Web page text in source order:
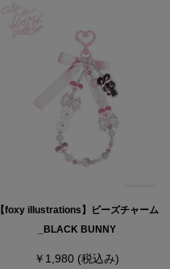
【foxy illustrations】ビーズチャーム
_BLACK BUNNY
￥1,980 (税込み)